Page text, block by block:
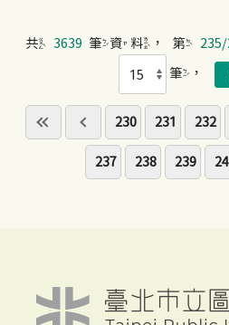
共 3639 筆資料，第 235/
筆，
230 231 232
237 238 239